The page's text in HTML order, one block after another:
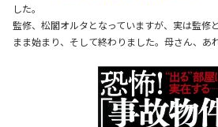
した。
監修、松閣オルタとなっていますが、実は監修
まま始まり、そして終わりました。母さん、あ